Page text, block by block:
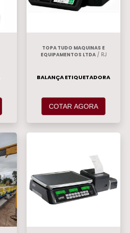
TOPA TUDO MAQUINAS E
EQUIPAMENTOS LTDA/ RJ
BALANÇA ETIQUETADORA
COTAR AGORA